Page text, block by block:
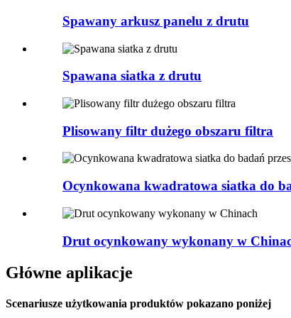
Spawany arkusz panelu z drutu
Spawana siatka z drutu
Plisowany filtr dużego obszaru filtra
Ocynkowana kwadratowa siatka do
Drut ocynkowany wykonany w
Główne aplikacje
Scenariusze użytkowania produktów pokazano poniżej